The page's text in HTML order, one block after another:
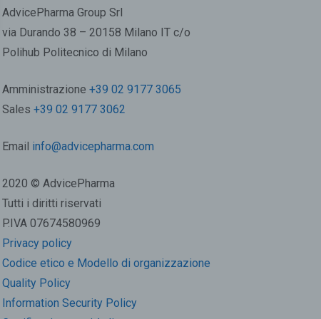
AdvicePharma Group Srl
via Durando 38 – 20158 Milano IT c/o
Polihub Politecnico di Milano
Amministrazione +39 02 9177 3065
Sales +39 02 9177 3062
Email info@advicepharma.com
2020 © AdvicePharma
Tutti i diritti riservati
P.IVA 07674580969
Privacy policy
Codice etico e Modello di organizzazione
Quality Policy
Information Security Policy